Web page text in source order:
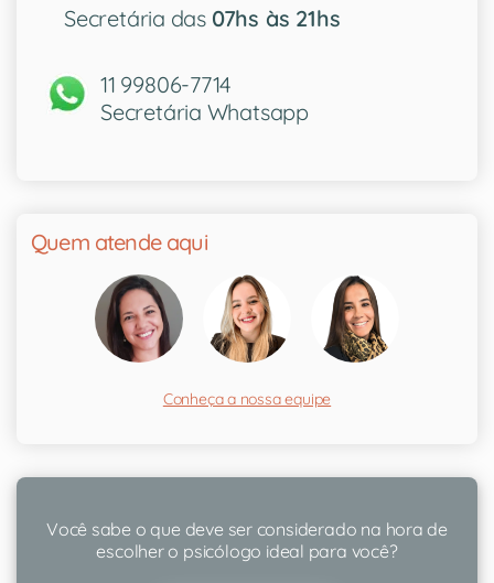
Secretária das 07hs às 21hs
11 99806-7714
Secretária Whatsapp
Quem atende aqui
Conheça a nossa equipe
Você sabe o que deve ser considerado na hora de
escolher o psicólogo ideal para você?